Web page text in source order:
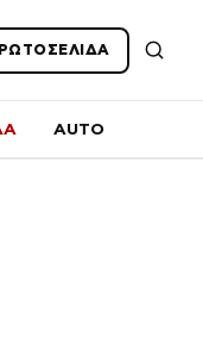
AUTO